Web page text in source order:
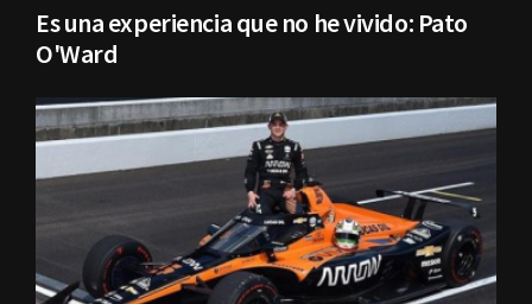
Es una experiencia que no he vivido: Pato
O'Ward